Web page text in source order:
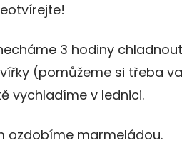
3 hodiny
(pomůžeme si třeba
vychladíme v lednici.
ozdobíme marmeládou.